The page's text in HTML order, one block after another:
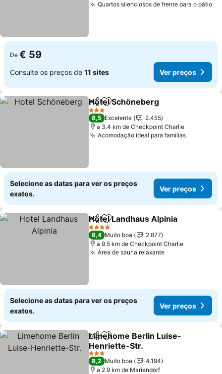
Quartos silenciosos de frente para o pátio
De € 59
Consulte os preços de 11 sites Ver preços
PartilharAdicionar aos favoritos
Hotel Schöneberg
3 Estrelas
8,5 Excelente
2.455
a 3.4 km de Checkpoint Charlie
Acomodação ideal para famíliasVer
Selecione as datas para ver os preços
exatos.
Ver preços
PartilharAdicionar aos favoritos
Hotel Landhaus Alpinia
4 Estrelas
8,4 Muito boa
2.877
a 9.5 km de Checkpoint Charlie
Área de sauna relaxanteVer preços
Selecione as datas para ver os preços
exatos.
Ver preços
PartilharAdicionar aos favoritos
Limehome Berlin Luise-
Henriette-Str.
Ver preços
3 Estrelas
8,2 Muito boa
4.194
a 2.9 km de Mariendorf